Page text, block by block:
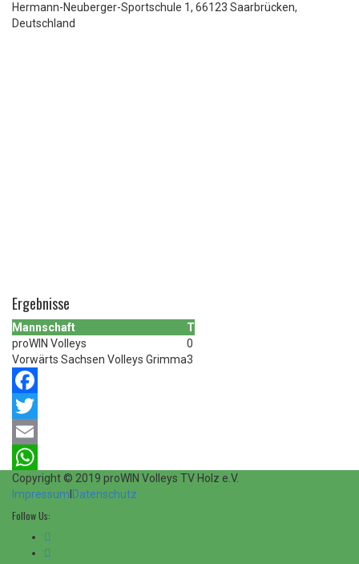
Hermann-Neuberger-Sportschule 1, 66123 Saarbrücken,
Deutschland
Ergebnisse
Mannschaft
T
proWIN Volleys
0
Vorwärts Sachsen Volleys Grimma3
Facebook
Twitter
Email
WhatsApp
Copyright © 2019 proWIN Volleys TV Holz e.V.
Impressum Datenschutz
Follow Us: